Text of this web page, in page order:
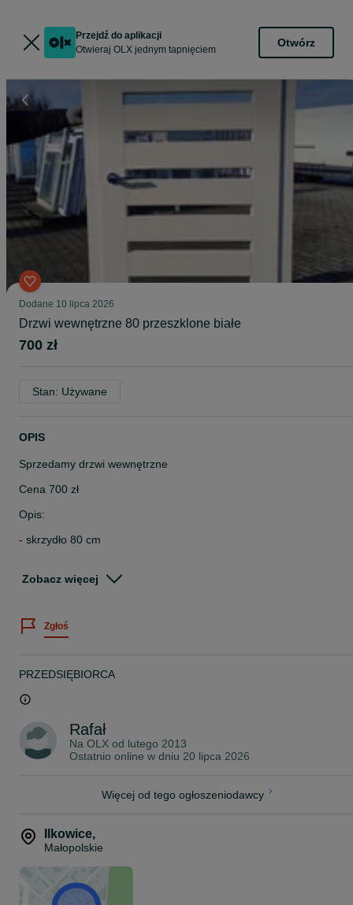
Przejdź do aplikacji
Otwieraj OLX jednym tapnięciem
Otwórz
Dodane 10 lipca 2026
Drzwi wewnętrzne 80 przeszklone białe
700 zł
Stan: Używane
OPIS
Sprzedamy drzwi wewnętrzne
Cena 700 zł
Opis:
- skrzydło 80 cm
- ościeżnica regulowana (brak opasek z jednej strony)
pon. - pt. 7 - 16
Zobacz więcej
Zgłoś
PRZEDSIĘBIORCA
Rafał
Na OLX od lutego 2013
Ostatnio online w dniu 20 lipca 2026
Więcej od tego ogłoszeniodawcy
Ilkowice,
Małopolskie